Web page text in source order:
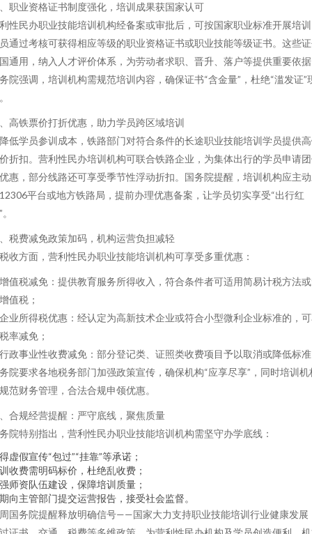
职业资格证书制度强化，培训成果获国家认可
性民办职业技能培训机构经备案或审批后，可按国家职业标准开展培
通过考核可获得相应等级的职业资格证书或职业技能等级证书。这些
通用，纳入人才评价体系，为劳动者求职、晋升、落户等提供重要依
院强调，培训机构需规范培训内容，确保证书“含金量”，杜绝“滥发证”
高铁票价打折优惠，助力学员跨区域培训
低学员参训成本，铁路部门对符合条件的长途职业技能培训学员提供
折扣。营利性民办培训机构可联合铁路企业，为集体出行的学员申请
惠，部分线路还可享受季节性浮动折扣。国务院提醒，培训机构应主
平台或地方铁路局，提前办理优惠备案，让学员切实享受“出行红
税费减免政策加码，机构运营负担减轻
收方面，营利性民办职业技能培训机构可享受多重优惠：
值税减免：提供教育服务所得收入，符合条件者可适用简易计税方法
值税；
业所得税优惠：经认定为高新技术企业或符合小型微利企业标准的，
率减免；
政事业性收费减免：部分登记类、证照类收费项目予以取消或降低标
院要求各地税务部门加强政策宣传，确保机构“应享尽享”，同时培训机
范财务管理，合法合规申领优惠。
合规经营提醒：严守底线，聚焦质量
院特别指出，营利性民办职业技能培训机构需坚守办学底线：
虚假宣传“包过”“挂靠”等承诺；
收费需明码标价，杜绝乱收费；
师资队伍建设，保障培训质量；
向主管部门提交运营报告，接受社会监督。
国务院提醒释放明确信号——国家大力支持职业技能培训行业健康发展